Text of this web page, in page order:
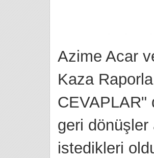
Azime Acar
Kaza
CEVAPLAR"
geri dönüşler
istedikleri